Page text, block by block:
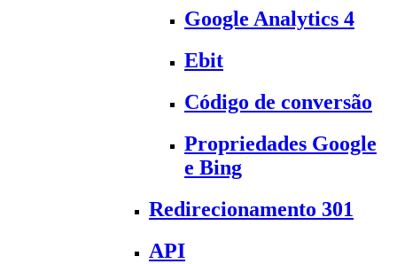
Google Analytics 4
Ebit
Código de conversão
Propriedades Google
e Bing
Redirecionamento 301
API